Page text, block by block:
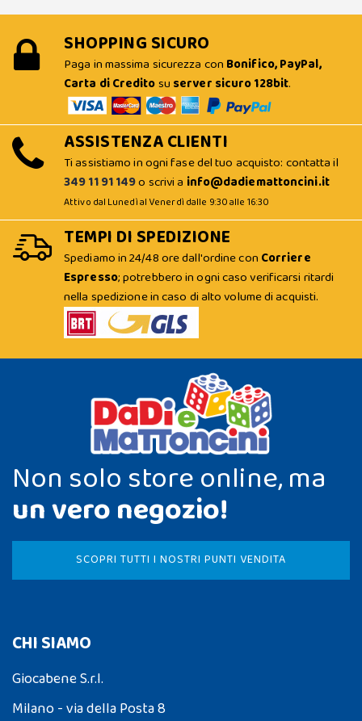
SHOPPING SICURO
Paga in massima sicurezza con Bonifico, PayPal,
Carta di Creditosu server sicuro 128bit.
ASSISTENZA CLIENTI
Ti assistiamo in ogni fase del tuo acquisto: contatta il
349 11 91 149o scrivi a info@dadiemattoncini.it
Attivo dal Lunedì al Venerdì dalle 9:30 alle 16:30
TEMPI DI SPEDIZIONE
Spediamo in 24/48 ore dall'ordine con Corriere
Espresso; potrebbero in ogni caso verificarsi ritardi
nella spedizione in caso di alto volume di acquisti.
Non solo store online, ma
un vero negozio!
SCOPRI TUTTI I NOSTRI PUNTI VENDITA
CHI SIAMO
Giocabene S.r.l.
Milano - via della Posta 8